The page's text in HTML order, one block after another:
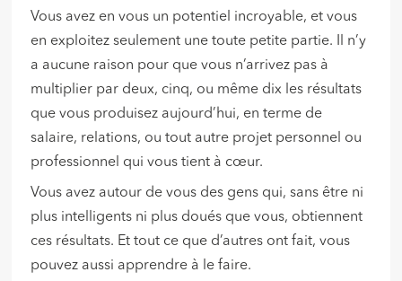
Vous avez en vous un potentiel incroyable, et vous
en exploitez seulement une toute petite partie. Il n’y
a aucune raison pour que vous n’arrivez pas à
multiplier par deux, cinq, ou même dix les résultats
que vous produisez aujourd’hui, en terme de
salaire, relations, ou tout autre projet personnel ou
professionnel qui vous tient à cœur.
Vous avez autour de vous des gens qui, sans être ni
plus intelligents ni plus doués que vous, obtiennent
ces résultats. Et tout ce que d’autres ont fait, vous
pouvez aussi apprendre à le faire.